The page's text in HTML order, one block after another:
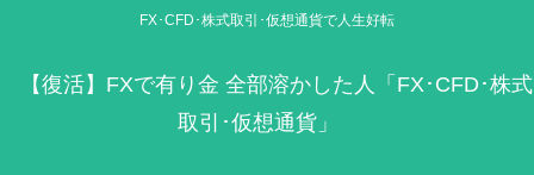
FX･CFD･株式取引･仮想通貨で人生好転
【復活】FXで有り金 全部溶かした人「FX･CFD･株式
取引･仮想通貨」